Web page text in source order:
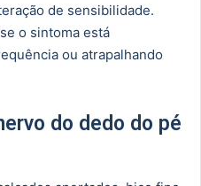
de sensibilidade.
o sintoma está
ou atrapalhando
do dedo do pé